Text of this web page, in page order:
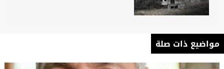
مواضيع ذات صلة